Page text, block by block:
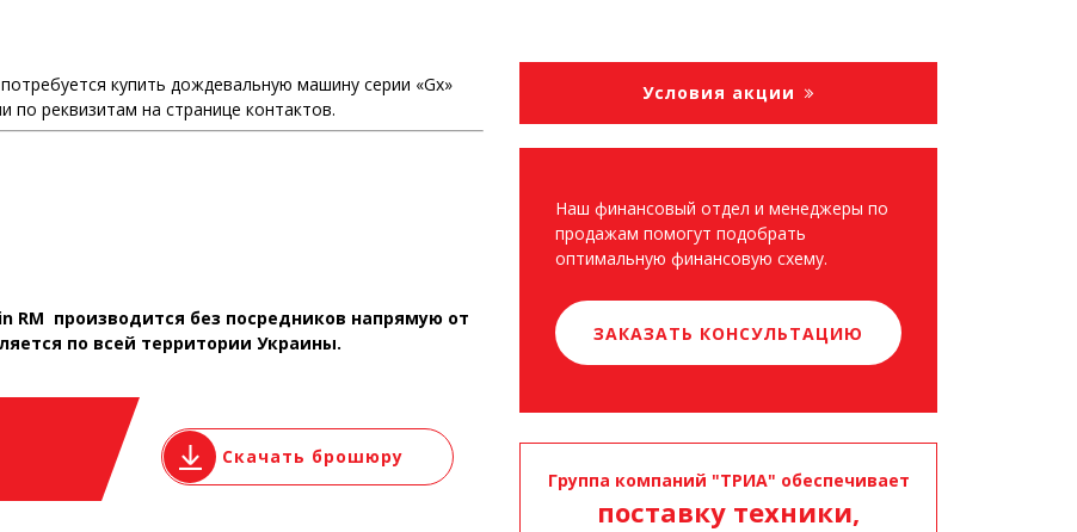
купить дождевальную машину серии «Gx»
по реквизитам на странице контактов.
RM производится без посредников напрямую от
по всей территории Украины.
Скачать брошюру
Условия акции
Наш финансовый отдел и менеджеры по
продажам помогут подобрать
оптимальную финансовую схему.
ЗАКАЗАТЬ КОНСУЛЬТАЦИЮ
Группа компаний "ТРИА" обеспечивает
поставку техники,